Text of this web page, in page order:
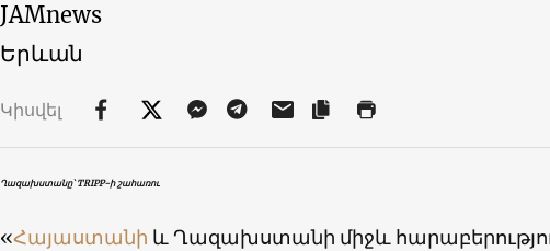
JAMnews
Երևան
Կիսվել
Ղազախստանը՝ TRIPP-ի շահառու
«Հայաստանի և Ղազախստանի միջև